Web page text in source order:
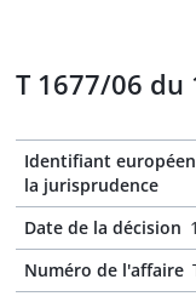
T 1677/06 du
Identifiant
la jurisprudence
Date de la décision
Numéro de l'affaire